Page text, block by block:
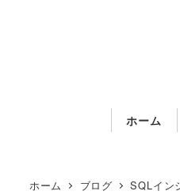
ホーム
ホーム ブログ SQLイン